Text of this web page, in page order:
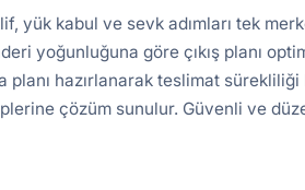
yük kabul ve sevk adımları tek
yoğunluğuna göre çıkış planı
hazırlanarak teslimat
çözüm sunulur. Güvenli ve